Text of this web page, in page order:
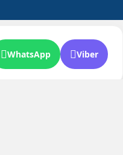
WhatsApp Viber